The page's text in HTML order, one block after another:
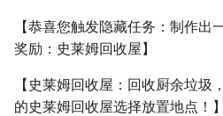
【恭喜您触发隐藏任务：制作出
奖励：史莱姆回收屋】
【史莱姆回收屋：回收厨余垃圾
的史莱姆回收屋选择放置地点！】